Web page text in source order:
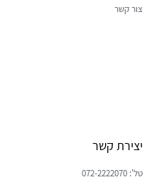
צור קשר
יצירת קשר
טל': 072-2222070